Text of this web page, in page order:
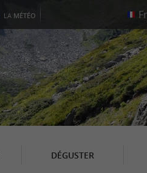
LA MÉTÉO
DÉGUSTER